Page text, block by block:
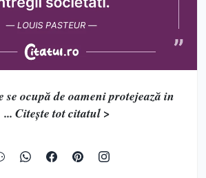
ocupă de oameni protejează in
... Citește tot citatul >